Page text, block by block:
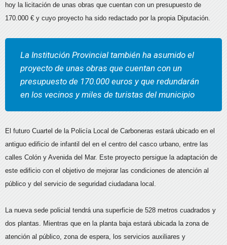
hoy la licitación de unas obras que cuentan con un presupuesto de
170.000 € y cuyo proyecto ha sido redactado por la propia Diputación.
La Institución Provincial también ha asumido el
proyecto de unas obras que cuentan con un
presupuesto de 170.000 euros y que redundarán
en los vecinos y miles de turistas del municipio
El futuro Cuartel de la Policía Local de Carboneras estará ubicado en el
antiguo edificio de infantil del en el centro del casco urbano, entre las
calles Colón y Avenida del Mar. Este proyecto persigue la adaptación de
este edificio con el objetivo de mejorar las condiciones de atención al
público y del servicio de seguridad ciudadana local.
La nueva sede policial tendrá una superficie de 528 metros cuadrados y
dos plantas. Mientras que en la planta baja estará ubicada la zona de
atención al público, zona de espera, los servicios auxiliares y